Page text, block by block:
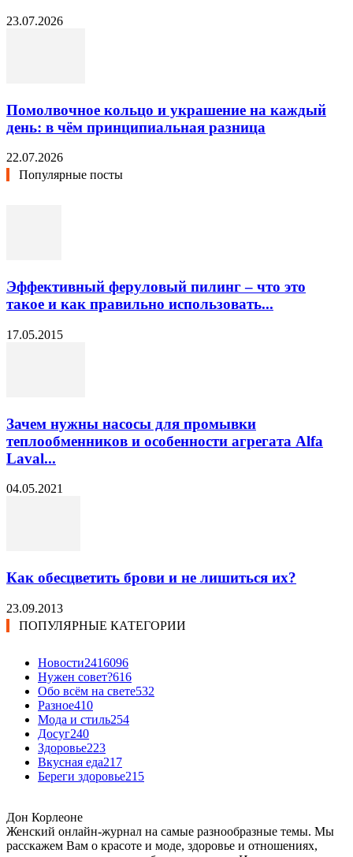
23.07.2026
Помолвочное кольцо и украшение на каждый
день: в чём принципиальная разница
22.07.2026
Популярные посты
Эффективный феруловый пилинг – что это
такое и как правильно использовать...
17.05.2015
Зачем нужны насосы для промывки
теплообменников и особенности агрегата Alfa
Laval...
04.05.2021
Как обесцветить брови и не лишиться их?
23.09.2013
ПОПУЛЯРНЫЕ КАТЕГОРИИ
Новости2416096
Нужен совет?616
Обо всём на свете532
Разное410
Мода и стиль254
Досуг240
Здоровье223
Вкусная еда217
Береги здоровье215
Дон Корлеоне
Женский онлайн-журнал на самые разнообразные темы. Мы
расскажем Вам о красоте и моде, здоровье и отношениях,